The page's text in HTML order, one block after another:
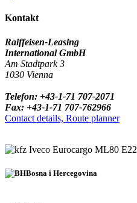
Kontakt
Raiffeisen-Leasing
International GmbH
Am Stadtpark 3
1030 Vienna
Telefon: +43-1-71 707-2071
Fax: +43-1-71 707-762966
Contact details, Route planner
Iveco Eurocargo ML80 E22
Bosna i Hercegovina